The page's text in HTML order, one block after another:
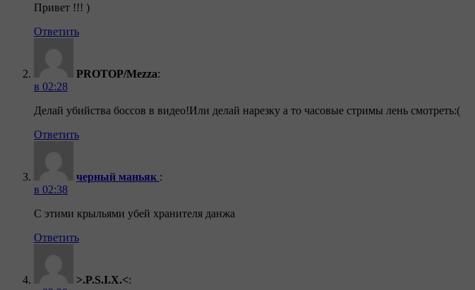
Привет !!! )
Ответить
PROTOP/Mezza:
в 02:28
Делай убийства боссов в видео!Или делай нарезку а то часовые стримы лень смотреть:(
Ответить
черный маньяк :
в 02:38
С этими крыльями убей хранителя данжа
Ответить
>.P.S.I.X.<: